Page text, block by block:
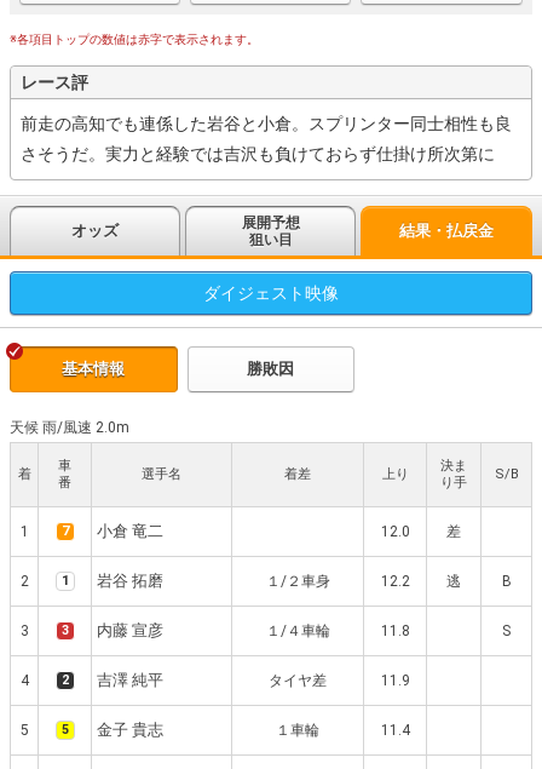
※各項目トップの数値は赤字で表示されます。
レース評
前走の高知でも連係した岩谷と小倉。スプリンター同士相性も良
さそうだ。実力と経験では吉沢も負けておらず仕掛け所次第に
オッズ
展開予想
狙い目
結果・払戻金
ダイジェスト映像
基本情報 勝敗因
天候 雨/風速 2.0m
着
車
番
選手名 着差 上り
決ま
り手
S/B
1 7 小倉 竜二 12.0 差
2 1 岩谷 拓磨 １/２車身 12.2 逃 B
3 3 内藤 宣彦 １/４車輪 11.8 S
4 2 吉澤 純平 タイヤ差 11.9
5 5 金子 貴志 １車輪 11.4